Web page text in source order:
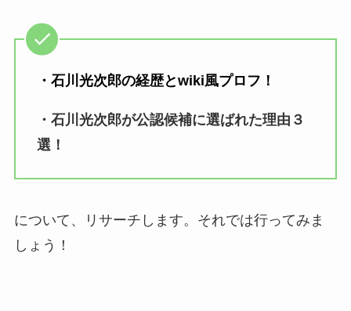
・石川光次郎の経歴とwiki風プロフ！
・石川光次郎が公認候補に選ばれた理由３
選！
について、リサーチします。それでは行ってみま
しょう！